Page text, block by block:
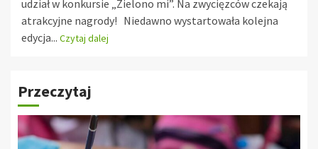
udział w konkursie „Zielono mi”. Na zwycięzców czekają
atrakcyjne nagrody! Niedawno wystartowała kolejna
edycja... Czytaj dalej
Przeczytaj